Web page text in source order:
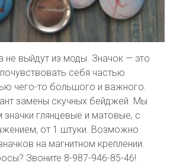
не выйдут из моды. Значок — это
себя частью
чего-то большого и важного.
замены скучных бейджей. Мы
значки глянцевые и матовые, с
от 1 штуки. Возможно
на магнитном креплении.
Звоните 8-987-946-85-46!